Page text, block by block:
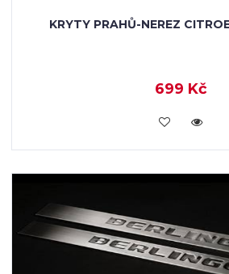
KRYTY PRAHŮ-NEREZ
699 Kč
KOUPIT